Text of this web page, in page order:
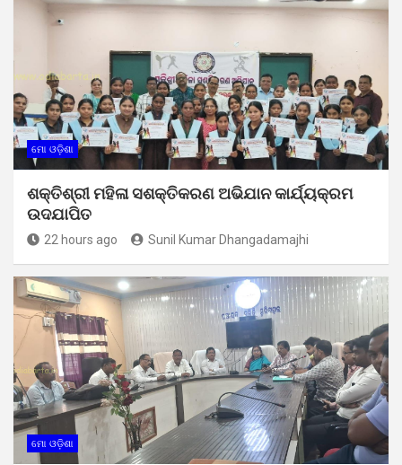
ମୋ ଓଡ଼ିଶା
ଶକ୍ତିଶ୍ରୀ ମହିଳା ସଶକ୍ତିକରଣ ଅଭିଯାନ କାର୍ଯ୍ୟକ୍ରମ
ଉଦଯାପିତ
22 hours ago Sunil Kumar Dhangadamajhi
ମୋ ଓଡ଼ିଶା